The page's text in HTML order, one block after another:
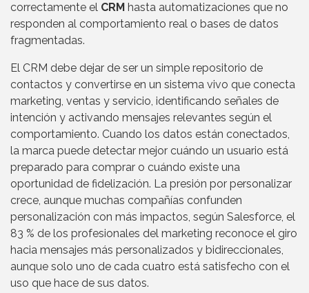
correctamente el CRM hasta automatizaciones que no
responden al comportamiento real o bases de datos
fragmentadas.
El CRM debe dejar de ser un simple repositorio de
contactos y convertirse en un sistema vivo que conecta
marketing, ventas y servicio, identificando señales de
intención y activando mensajes relevantes según el
comportamiento. Cuando los datos están conectados,
la marca puede detectar mejor cuándo un usuario está
preparado para comprar o cuándo existe una
oportunidad de fidelización. La presión por personalizar
crece, aunque muchas compañías confunden
personalización con más impactos, según Salesforce, el
83 % de los profesionales del marketing reconoce el giro
hacia mensajes más personalizados y bidireccionales,
aunque solo uno de cada cuatro está satisfecho con el
uso que hace de sus datos.